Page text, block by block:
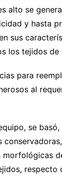
alto se
y hasta
sus
los tejidos de
para
al
se basó,
respecto